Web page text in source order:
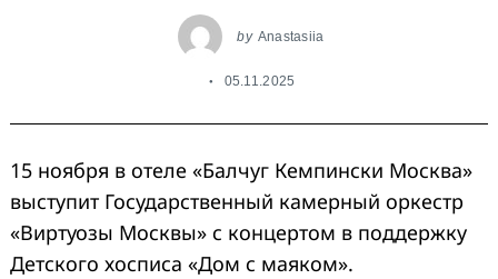
by Anastasiia
05.11.2025
15 ноября в отеле «Балчуг Кемпински Москва»
выступит Государственный камерный оркестр
«Виртуозы Москвы» с концертом в поддержку
Детского хосписа «Дом с маяком».